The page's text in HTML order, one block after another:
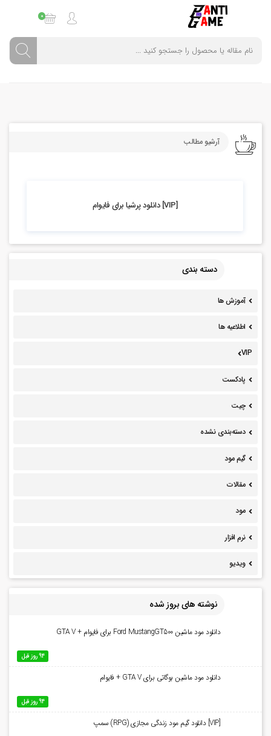
0
آرشیو مطالب
[VIP] دانلود پرشیا برای فایوام
دسته بندی
آموزش ها
اطلاعیه ها
VIP
پادکست
چیت
دسته‌بندی نشده
گیم مود
مقالات
مود
نرم افزار
ویدیو
نوشته های بروز شده
دانلود مود ماشین Ford MustangGT500 برای فایوام + GTA V
94 روز قبل
دانلود مود ماشین بوگاتی برای GTA V + فایوام
94 روز قبل
[VIP] دانلود گیم مود زندگی مجازی (RPG) سمپ